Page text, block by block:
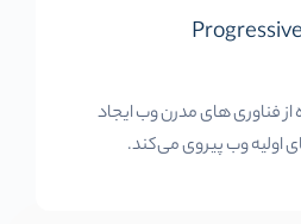
از فناوری های مدرن وب ایجاد
اولیه وب پیروی می‌کند.